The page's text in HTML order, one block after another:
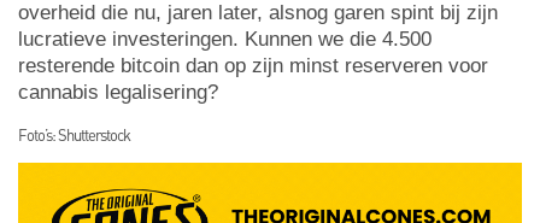
overheid die nu, jaren later, alsnog garen spint bij zijn
lucratieve investeringen. Kunnen we die 4.500
resterende bitcoin dan op zijn minst reserveren voor
cannabis legalisering?
Foto’s: Shutterstock